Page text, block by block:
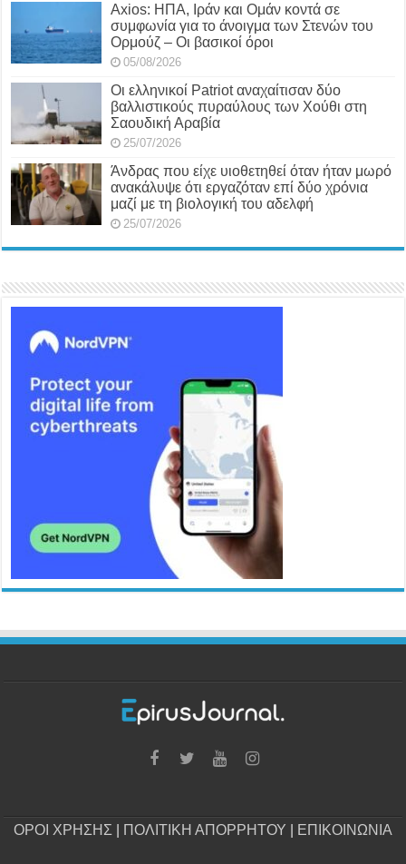
Axios: ΗΠΑ, Ιράν και Ομάν κοντά σε
συμφωνία για το άνοιγμα των Στενών του
Ορμούζ – Οι βασικοί όροι
05/08/2026
Οι ελληνικοί Patriot αναχαίτισαν δύο
βαλλιστικούς πυραύλους των Χούθι στη
Σαουδική Αραβία
25/07/2026
Άνδρας που είχε υιοθετηθεί όταν ήταν μωρό
ανακάλυψε ότι εργαζόταν επί δύο χρόνια
μαζί με τη βιολογική του αδελφή
25/07/2026
ΟΡΟΙ ΧΡΗΣΗΣ ΠΟΛΙΤΙΚΗ ΑΠΟΡΡΗΤΟΥ ΕΠΙΚΟΙΝΩΝΙΑ